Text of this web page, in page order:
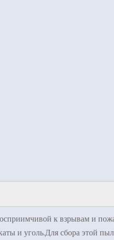
к взрывам и
и уголь.Для сбора этой